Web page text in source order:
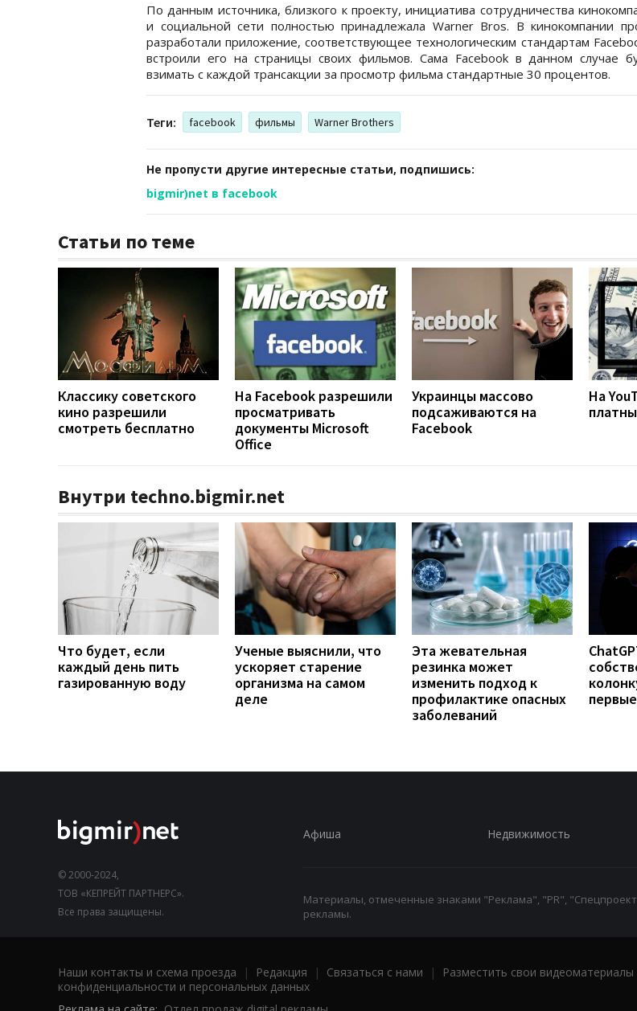
По данным источника, близкого к проекту, инициатива сотрудничества
и социальной сети полностью принадлежала Warner Bros. В кинокомпании
разработали приложение, соответствующее технологическим стандартам
встроили его на страницы своих фильмов. Сама Facebook в данном случае
взимать с каждой трансакции за просмотр фильма стандартные 30 процентов.
Теги: facebook фильмы Warner Brothers
Не пропусти другие интересные статьи, подпишись:
bigmir)net в facebook
Статьи по теме
Классику советского
кино разрешили
смотреть бесплатно
На Facebook разрешили
просматривать
документы Microsoft
Office
Украинцы массово
подсаживаются на
Facebook
На
Внутри techno.bigmir.net
Что будет, если
каждый день пить
газированную воду
Ученые выяснили, что
ускоряет старение
организма на самом
деле
Эта жевательная
резинка может
изменить подход к
профилактике опасных
заболеваний
© 2000-2024,
ТОВ «КЕПРЕЙТ ПАРТНЕРС».
Все права защищены.
Афиша Недвижимость
Материалы, отмеченные знаками "Реклама", "PR",
рекламы.
Наши контакты и схема проезда | Редакция | Связаться с нами | Разместить свои видеоматериалы
конфиденциальности и персональных данных